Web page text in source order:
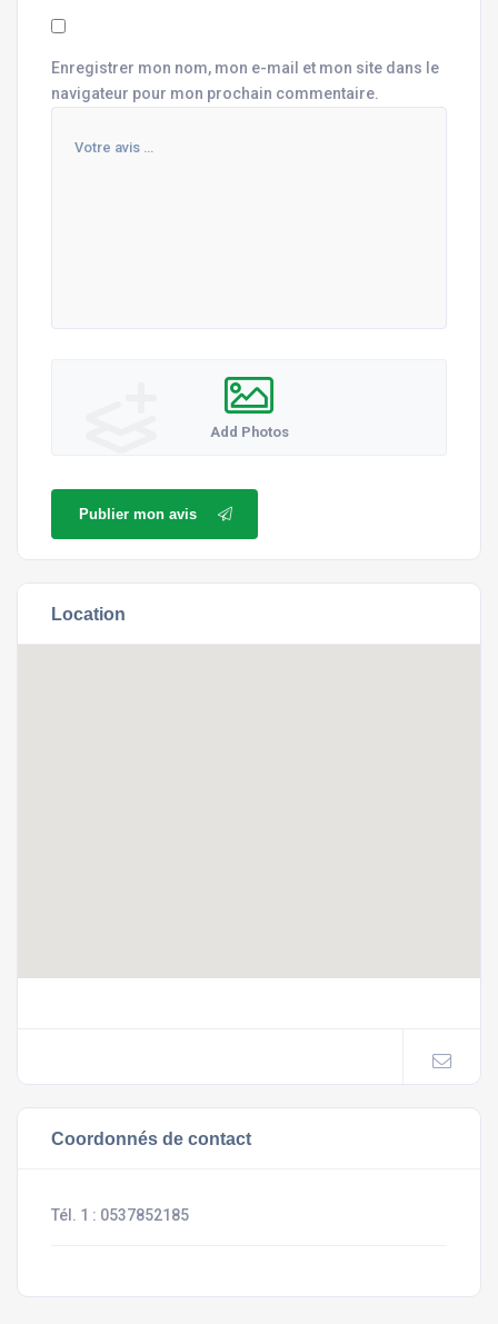
Enregistrer mon nom, mon e-mail et mon site dans le
navigateur pour mon prochain commentaire.
Add Photos
Publier mon avis
Location
Coordonnés de contact
Tél. 1 : 0537852185